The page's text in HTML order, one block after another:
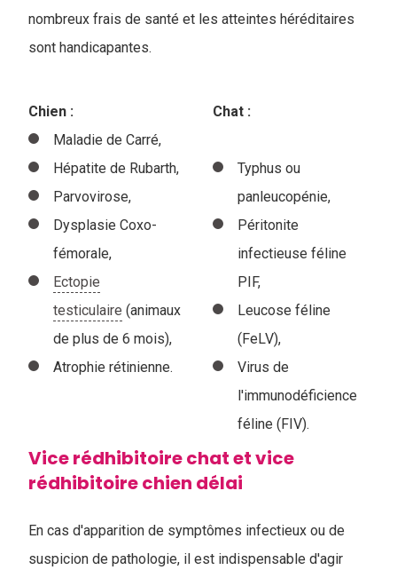
nombreux frais de santé et les atteintes héréditaires
sont handicapantes.
Chien :
Maladie de Carré,
Hépatite de Rubarth,
Parvovirose,
Dysplasie Coxo-
fémorale,
Ectopie
testiculaire (animaux
de plus de 6 mois),
Atrophie rétinienne.
Chat :
Typhus ou
panleucopénie,
Péritonite
infectieuse féline
PIF,
Leucose féline
(FeLV),
Virus de
l'immunodéficience
féline (FIV).
Vice rédhibitoire chat et vice
rédhibitoire chien délai
En cas d'apparition de symptômes infectieux ou de
suspicion de pathologie, il est indispensable d'agir